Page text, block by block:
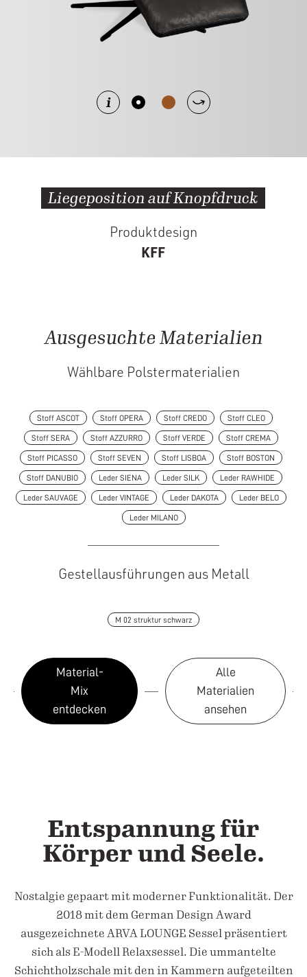
Liegeposition auf Knopfdruck
Produktdesign
KFF
Ausgesuchte Materialien
Wählbare Polstermaterialien
Stoff ASCOT Stoff OPERA Stoff CREDO Stoff CLEO
Stoff SERA Stoff AZZURRO Stoff VERDE Stoff CREMA
Stoff PICASSO Stoff SEVEN Stoff LISBOA Stoff BOSTON
Stoff DANUBIO Leder SIENA Leder SILK Leder RAWHIDE
Leder SAUVAGE Leder VINTAGE Leder DAKOTA Leder BELO
Leder MILANO
Gestellausführungen aus Metall
M 02 struktur schwarz
Material-
Mix
entdecken
Alle
Materialien
ansehen
Entspannung für
Körper und Seele.
Nostalgie gepaart mit moderner Funktionalität. Der
2018 mit dem German Design Award
ausgezeichnete ARVA LOUNGE Sessel präsentiert
sich als E-Modell Relaxsessel. Die ummantelte
Schichtholzschale mit den in Kammern aufgeteilten